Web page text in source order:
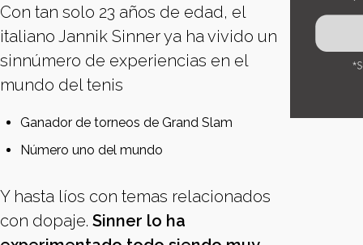
Con tan solo 23 años de edad, el
italiano Jannik Sinner ya ha vivido un
sinnúmero de experiencias en el
mundo del tenis
Ganador de torneos de Grand Slam
Número uno del mundo
Y hasta líos con temas relacionados
con dopaje. Sinner lo ha